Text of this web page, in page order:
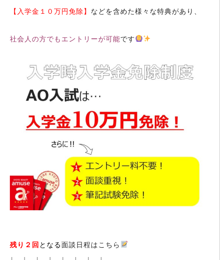
【入学金１０万円免除】 などを含めた様々な特典があり、
社会人の方でもエントリーが可能です
残り２回 となる面談日程はこちら